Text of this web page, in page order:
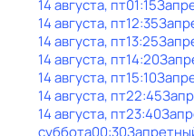
14 августа, пт01:15
14 августа, пт12:35
14 августа, пт13:25
14 августа, пт14:20
14 августа, пт15:10
14 августа, пт22:45
14 августа, пт23:40
суббота00:30